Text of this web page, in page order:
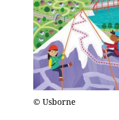
© Usborne